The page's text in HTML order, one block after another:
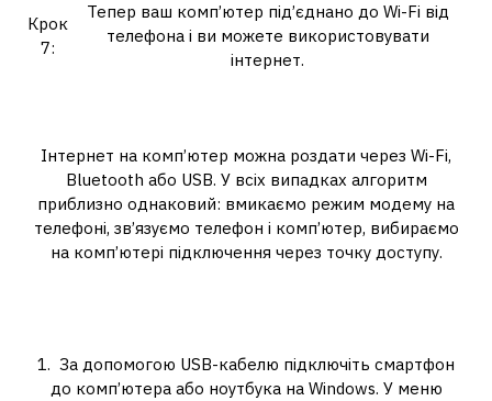
Крок
7:
Тепер ваш комп’ютер під’єднано до Wi-Fi від
телефона і ви можете використовувати
інтернет.
Інтернет на комп’ютер можна роздати через Wi-Fi,
Bluetooth або USB. У всіх випадках алгоритм
приблизно однаковий: вмикаємо режим модему на
телефоні, зв’язуємо телефон і комп’ютер, вибираємо
на комп’ютері підключення через точку доступу.
1. ㅤ За допомогою USB-кабелю підключіть смартфон
до комп’ютера або ноутбука на Windows. У меню